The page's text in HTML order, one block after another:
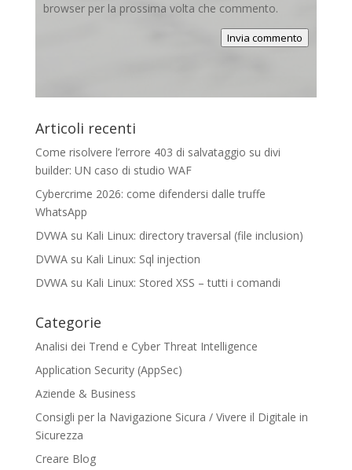
browser per la prossima volta che commento.
Invia commento
Articoli recenti
Come risolvere l’errore 403 di salvataggio su divi
builder: UN caso di studio WAF
Cybercrime 2026: come difendersi dalle truffe
WhatsApp
DVWA su Kali Linux: directory traversal (file inclusion)
DVWA su Kali Linux: Sql injection
DVWA su Kali Linux: Stored XSS – tutti i comandi
Categorie
Analisi dei Trend e Cyber Threat Intelligence
Application Security (AppSec)
Aziende & Business
Consigli per la Navigazione Sicura / Vivere il Digitale in
Sicurezza
Creare Blog